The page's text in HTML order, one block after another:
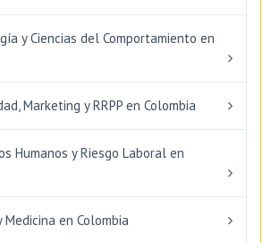
y Ciencias del Comportamiento en
Marketing y RRPP en Colombia
Humanos y Riesgo Laboral en
en Colombia